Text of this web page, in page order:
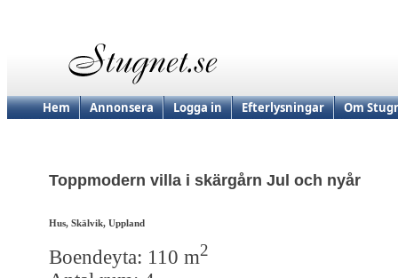
Hem Annonsera Logga in Efterlysningar Om
Toppmodern villa i skärgårn Jul och nyår
Hus, Skälvik, Uppland
Boendeyta: 110 m2